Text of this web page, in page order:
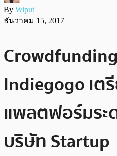
By Wiput
ธันวาคม 15, 2017
Indiegogo เต
แพลตฟอร์มระ
บริษัท Startup